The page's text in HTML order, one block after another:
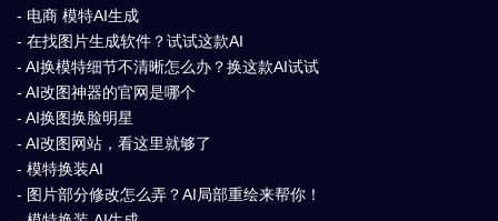
- 电商 模特AI生成
- 在找图片生成软件？试试这款AI
- AI换模特细节不清晰怎么办？换这款AI试试
- AI改图神器的官网是哪个
- AI换图换脸明星
- AI改图网站，看这里就够了
- 模特换装AI
- 图片部分修改怎么弄？AI局部重绘来帮你！